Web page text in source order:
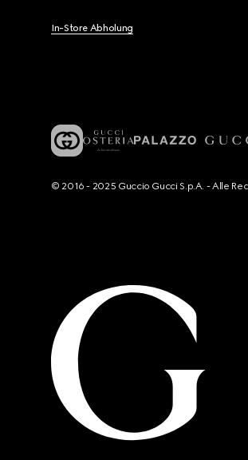
In-Store Abholung
© 2016 - 2025 Guccio Gucci S.p.A. - Alle